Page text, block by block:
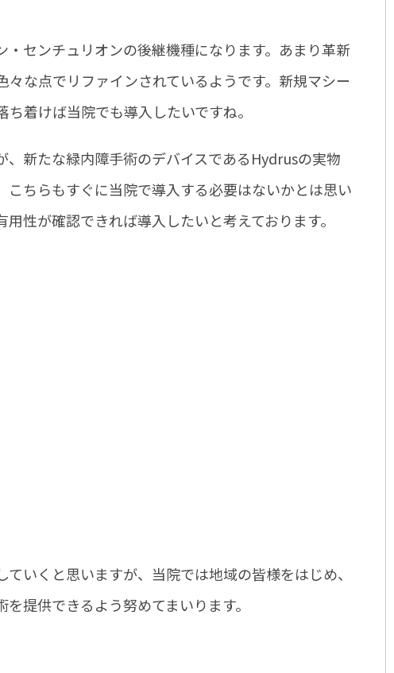
センチュリオンの後継機種になります。あまり革新
な点でリファインされているようです。新規マシー
着けば当院でも導入したいですね。
、新たな緑内障手術のデバイスであるHydrusの実物
ちらもすぐに当院で導入する必要はないかとは思い
性が確認できれば導入したいと考えております。
いくと思いますが、当院では地域の皆様をはじめ、
提供できるよう努めてまいります。